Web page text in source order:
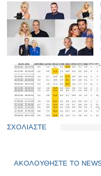
ΣΧΟΛΙΑΣΤΕ
ΑΚΟΛΟΥΘΗΣΤΕ ΤΟ